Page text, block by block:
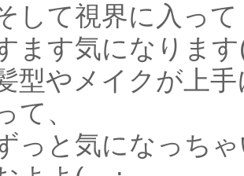
して視界に入っ
ます気になりま
型やメイクが上
て、
っと気になっち